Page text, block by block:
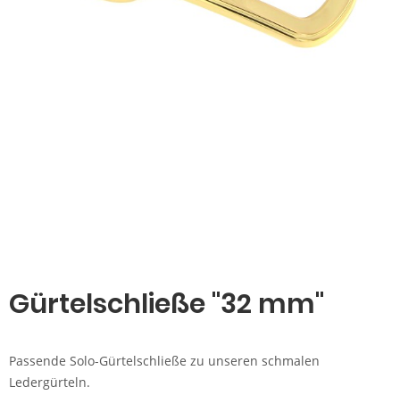
Gürtelschließe "32 mm"
Passende Solo-Gürtelschließe zu unseren schmalen
Ledergürteln.